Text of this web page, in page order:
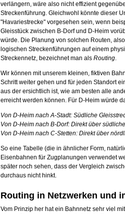
verlängern, wäre also nicht effizient
Streckenführung. Gleichwohl könnte dieser
"Havariestrecke" vorgesehen sein, wenn
Gleisstück zwischen B-Dorf und D-Heim
würde. Die Planung von solchen Routen,
logischen Streckenführungen auf einem
Streckennetz, bezeichnet man als Routing.
Wir können mit unserem kleinen, fiktiven
Schritt weiter gehen und für jeden Standort
aus der ersichtlich ist, wie am besten alle
erreicht werden können. Für D-Heim würde
Von D-Heim nach A-Stadt: Südliche
Von D-Heim nach B-Dorf: Direkt über
Von D-Heim nach C-Stetten: Direkt über
So eine Tabelle (die in ähnlicher Form,
Eisenbahnen für Zugplanungen verwendet
später noch sehen, dass der Vergleich
durchaus nicht hinkt.
Routing in Netzwerken und
Vom Prinzip her hat ein Bahnnetz sehr viel